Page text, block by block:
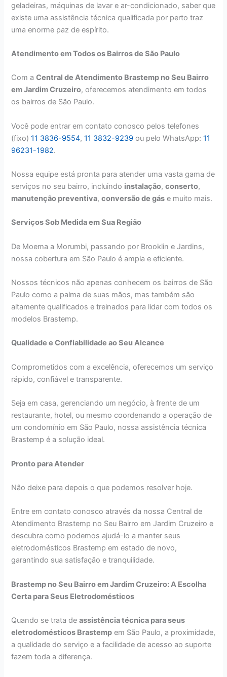
geladeiras, máquinas de lavar e ar-condicionado, saber que
existe uma assistência técnica qualificada por perto traz
uma enorme paz de espírito.
Atendimento em Todos os Bairros de São Paulo
Com aCentral de Atendimento Brastemp no Seu Bairro
em Jardim Cruzeiro, oferecemos atendimento em todos
os bairros de São Paulo.
Você pode entrar em contato conosco pelos telefones
(fixo)11 3836-9554,11 3832-9239 ou pelo WhatsApp:11
96231-1982.
Nossa equipe está pronta para atender uma vasta gama de
serviços no seu bairro, incluindo instalação,conserto,
manutenção preventiva,conversão de gás e muito mais.
Serviços Sob Medida em Sua Região
De Moema a Morumbi, passando por Brooklin e Jardins,
nossa cobertura em São Paulo é ampla e eficiente.
Nossos técnicos não apenas conhecem os bairros de São
Paulo como a palma de suas mãos, mas também são
altamente qualificados e treinados para lidar com todos os
modelos Brastemp.
Qualidade e Confiabilidade ao Seu Alcance
Comprometidos com a excelência, oferecemos um serviço
rápido, confiável e transparente.
Seja em casa, gerenciando um negócio, à frente de um
restaurante, hotel, ou mesmo coordenando a operação de
um condomínio em São Paulo, nossa assistência técnica
Brastemp é a solução ideal.
Pronto para Atender
Não deixe para depois o que podemos resolver hoje.
Entre em contato conosco através da nossa Central de
Atendimento Brastemp no Seu Bairro em Jardim Cruzeiro e
descubra como podemos ajudá-lo a manter seus
eletrodomésticos Brastemp em estado de novo,
garantindo sua satisfação e tranquilidade.
Brastemp no Seu Bairro em Jardim Cruzeiro: A Escolha
Certa para Seus Eletrodomésticos
Quando se trata deassistência técnica para seus
eletrodomésticos Brastemp em São Paulo, a proximidade,
a qualidade do serviço e a facilidade de acesso ao suporte
fazem toda a diferença.